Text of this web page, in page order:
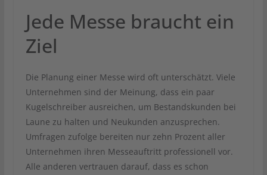
Jede Messe braucht ein
Ziel
Die Planung einer Messe wird oft unterschätzt. Viele
Unternehmen sind der Meinung, dass ein paar
Kugelschreiber ausreichen, um Bestandskunden bei
Laune zu halten und Neukunden anzusprechen.
Umfragen zufolge bereiten nur zehn Prozent aller
Unternehmen ihren Messeauftritt professionell vor.
Alle anderen vertrauen darauf, dass es schon